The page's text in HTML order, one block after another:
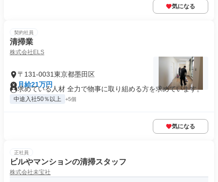
気になる
契約社員
清掃業
株式会社ELS
〒131-0031東京都墨田区
月給21万円
求めている人材 全力で物事に取り組める方を求めています。
中途入社50％以上 +5個
気になる
正社員
ビルやマンションの清掃スタッフ
株式会社未宝社